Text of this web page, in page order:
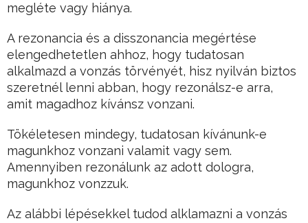
megléte vagy hiánya.
A rezonancia és a disszonancia megértése
elengedhetetlen ahhoz, hogy tudatosan
alkalmazd a vonzás törvényét, hisz nyilván biztos
szeretnél lenni abban, hogy rezonálsz-e arra,
amit magadhoz kívánsz vonzani.
Tökéletesen mindegy, tudatosan kívánunk-e
magunkhoz vonzani valamit vagy sem.
Amennyiben rezonálunk az adott dologra,
magunkhoz vonzzuk.
Az alábbi lépésekkel tudod alklamazni a vonzás